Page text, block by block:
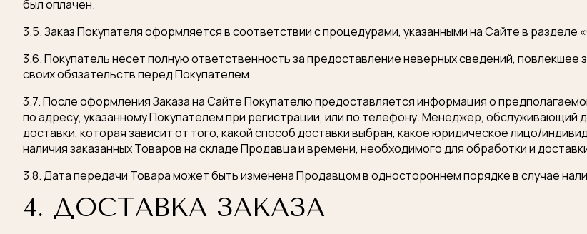
был оплачен.
3.5. Заказ Покупателя оформляется в соответствии с процедурами, указанными на Сайте в разделе
3.6. Покупатель несет полную ответственность за предоставление неверных сведений,
своих обязательств перед Покупателем.
3.7. После оформления Заказа на Сайте Покупателю предоставляется информация о
по адресу, указанному Покупателем при регистрации, или по телефону. Менеджер, обслуживающий
доставки, которая зависит от того, какой способ доставки выбран, какое юридическое лицо/
наличия заказанных Товаров на складе Продавца и времени, необходимого для обработки и
3.8. Дата передачи Товара может быть изменена Продавцом в одностороннем порядке в случае
4. ДОСТАВКА ЗАКАЗА
Оставьте заявку
Наш менеджер свяжется с вами, чтобы ответить на вопросы
Ваше имя Ваш телефон
Сообщение успешно
Мы ответим вам в ближайшее время.